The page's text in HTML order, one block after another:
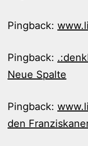
Pingback:
Pingback:
Neue Spalte
Pingback:
den